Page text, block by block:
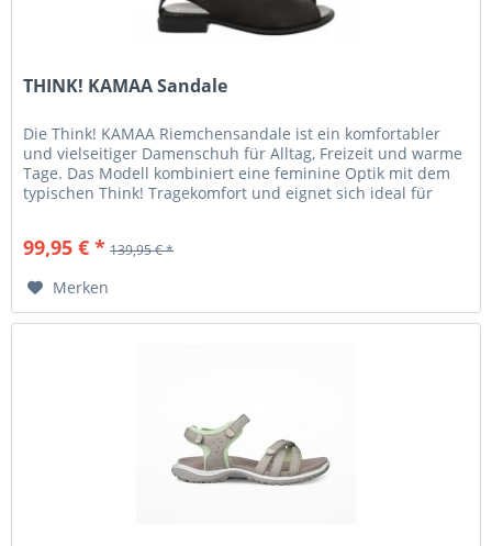
THINK! KAMAA Sandale
Die Think! KAMAA Riemchensandale ist ein komfortabler
und vielseitiger Damenschuh für Alltag, Freizeit und warme
Tage. Das Modell kombiniert eine feminine Optik mit dem
typischen Think! Tragekomfort und eignet sich ideal für
99,95 € * 139,95 € *
Merken